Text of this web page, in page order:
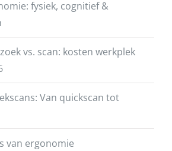
fysiek, cognitief &
vs. scan: kosten werkplek
Van quickscan tot
van ergonomie